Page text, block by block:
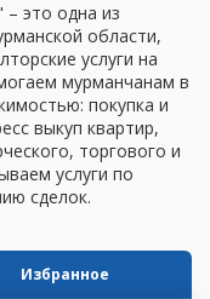
это одна из
области,
услуги на
мурманчанам в
покупка и
выкуп квартир,
торгового и
услуги по
сделок.
Избранное